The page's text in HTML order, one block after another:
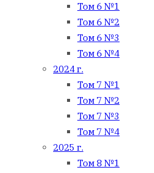
Том 6 №1
Том 6 №2
Том 6 №3
Том 6 №4
2024 г.
Том 7 №1
Том 7 №2
Том 7 №3
Том 7 №4
2025 г.
Том 8 №1